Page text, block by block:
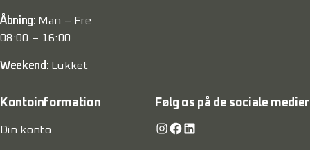
Åbning: Man – Fre
08:00 – 16:00
Weekend: Lukket
Kontoinformation
Din konto
Følg os på de sociale medier
Instagram Facebook LinkedIn